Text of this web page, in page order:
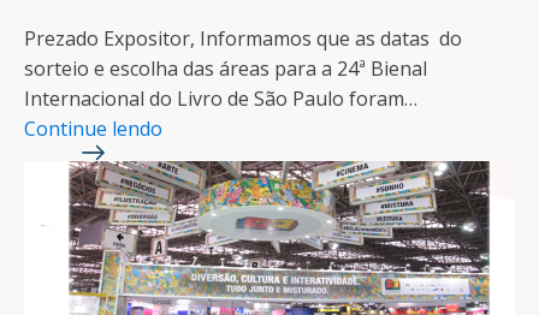
Prezado Expositor, Informamos que as datas do
sorteio e escolha das áreas para a 24ª Bienal
Internacional do Livro de São Paulo foram…
Continue lendo